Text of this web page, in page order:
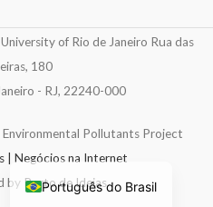
of Rio de Janeiro Rua das
180
- RJ, 22240-000
Pollutants Project
| Negócios na Internet
by Porto de Ideias
Português do Brasil